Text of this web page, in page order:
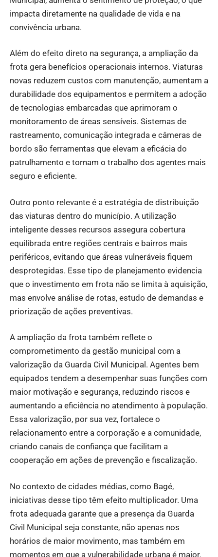
impacta diretamente na qualidade de vida e na
convivência urbana.
Além do efeito direto na segurança, a ampliação da
frota gera benefícios operacionais internos. Viaturas
novas reduzem custos com manutenção, aumentam a
durabilidade dos equipamentos e permitem a adoção
de tecnologias embarcadas que aprimoram o
monitoramento de áreas sensíveis. Sistemas de
rastreamento, comunicação integrada e câmeras de
bordo são ferramentas que elevam a eficácia do
patrulhamento e tornam o trabalho dos agentes mais
seguro e eficiente.
Outro ponto relevante é a estratégia de distribuição
das viaturas dentro do município. A utilização
inteligente desses recursos assegura cobertura
equilibrada entre regiões centrais e bairros mais
periféricos, evitando que áreas vulneráveis fiquem
desprotegidas. Esse tipo de planejamento evidencia
que o investimento em frota não se limita à aquisição,
mas envolve análise de rotas, estudo de demandas e
priorização de ações preventivas.
A ampliação da frota também reflete o
comprometimento da gestão municipal com a
valorização da Guarda Civil Municipal. Agentes bem
equipados tendem a desempenhar suas funções com
maior motivação e segurança, reduzindo riscos e
aumentando a eficiência no atendimento à população.
Essa valorização, por sua vez, fortalece o
relacionamento entre a corporação e a comunidade,
criando canais de confiança que facilitam a
cooperação em ações de prevenção e fiscalização.
No contexto de cidades médias, como Bagé,
iniciativas desse tipo têm efeito multiplicador. Uma
frota adequada garante que a presença da Guarda
Civil Municipal seja constante, não apenas nos
horários de maior movimento, mas também em
momentos em que a vulnerabilidade urbana é maior.